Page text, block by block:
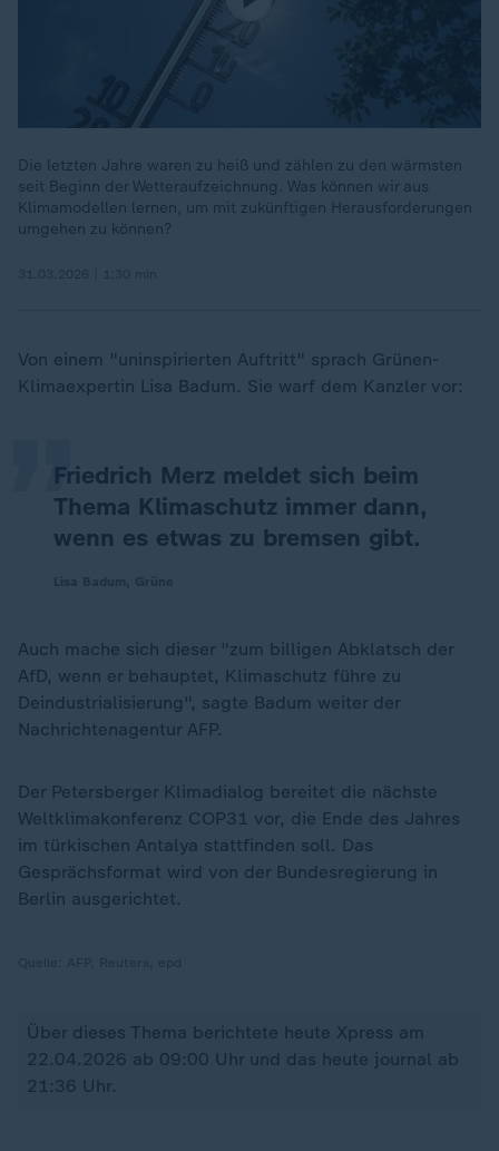
Die letzten Jahre waren zu heiß und zählen zu den wärmsten
seit Beginn der Wetteraufzeichnung. Was können wir aus
Klimamodellen lernen, um mit zukünftigen Herausforderungen
umgehen zu können?
Von einem "uninspirierten Auftritt" sprach Grünen-
Klimaexpertin Lisa Badum. Sie warf dem Kanzler vor:
Friedrich Merz meldet sich beim
Thema Klimaschutz immer dann,
wenn es etwas zu bremsen gibt.
„
Auch mache sich dieser "zum billigen Abklatsch der
AfD, wenn er behauptet, Klimaschutz führe zu
Deindustrialisierung", sagte Badum weiter der
Nachrichtenagentur AFP.
Der Petersberger Klimadialog bereitet die nächste
Weltklimakonferenz COP31 vor, die Ende des Jahres
im türkischen Antalya stattfinden soll. Das
Gesprächsformat wird von der Bundesregierung in
Berlin ausgerichtet.
Über dieses Thema berichtete heute Xpress am
22.04.2026 ab 09:00 Uhr und das heute journal ab
21:36 Uhr.